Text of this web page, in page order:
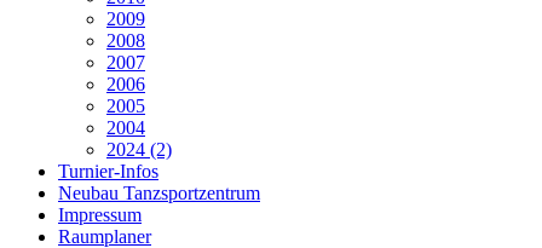
2009
2008
2007
2006
2005
2004
2024 (2)
Turnier-Infos
Neubau Tanzsportzentrum
Impressum
Raumplaner